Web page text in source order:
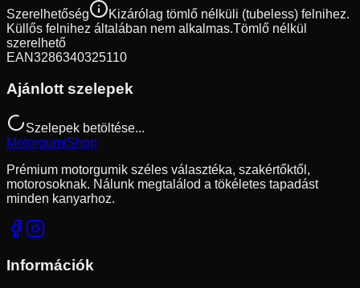
Szerelhetőség
Kizárólag tömlő nélküli (tubeless) felnihez.
Küllős felnihez általában nem alkalmas.Tömlő nélkül
szerelhető
EAN3286340325110
Ajánlott szelepek
Szelepek betöltése...
MotorgumiShop
Prémium motorgumik széles választéka, szakértőktől,
motorosoknak. Nálunk megtalálod a tökéletes tapadást
minden kanyarhoz.
Információk